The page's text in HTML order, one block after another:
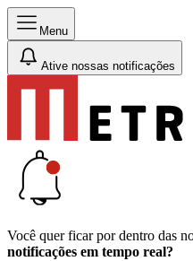
Menu
Ative nossas notificações
Você quer ficar por dentro das
notificações em tempo real?